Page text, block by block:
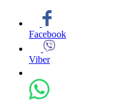
Facebook
Viber